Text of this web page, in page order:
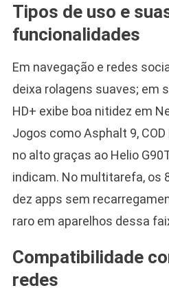
Tipos de uso e
funcionalidades
Em navegação e redes
deixa rolagens suaves; em
HD+ exibe boa nitidez em
Jogos como Asphalt 9, COD
no alto graças ao Helio
indicam. No multitarefa, os
dez apps sem
raro em aparelhos dessa
Compatibilidade
redes